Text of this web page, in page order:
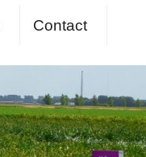
Contact